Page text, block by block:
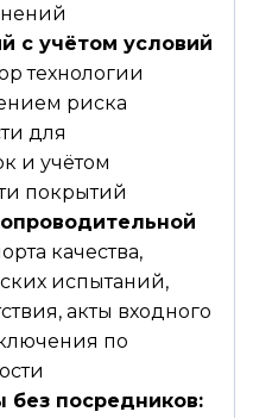
с учётом условий
технологии
риска
для
и учётом
покрытий
качества,
испытаний,
акты входного
по
без посредников: